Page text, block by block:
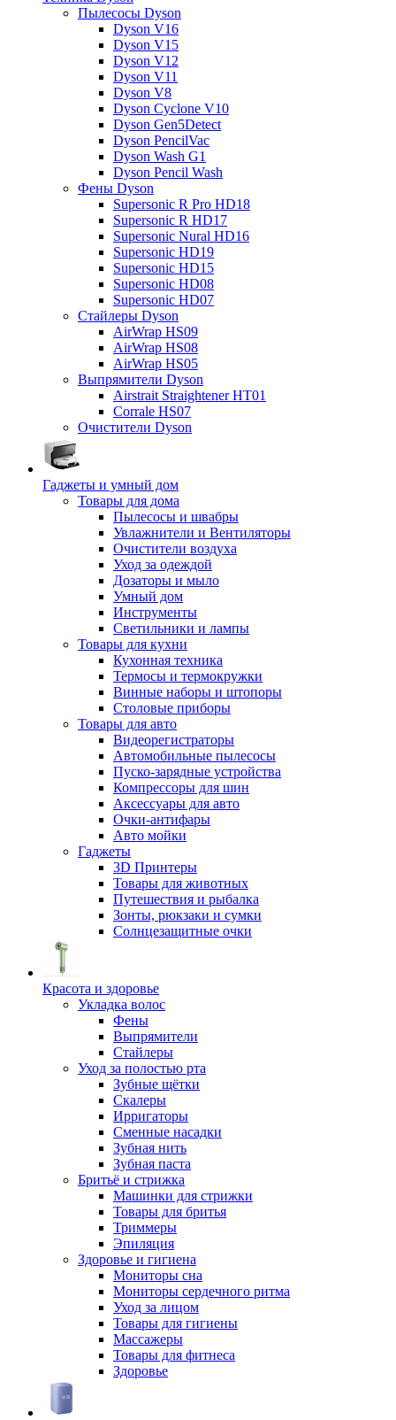
Пылесосы Dyson
Dyson V16
Dyson V15
Dyson V12
Dyson V11
Dyson V8
Dyson Cyclone V10
Dyson Gen5Detect
Dyson PencilVac
Dyson Wash G1
Dyson Pencil Wash
Фены Dyson
Supersonic R Pro HD18
Supersonic R HD17
Supersonic Nural HD16
Supersonic HD19
Supersonic HD15
Supersonic HD08
Supersonic HD07
Стайлеры Dyson
AirWrap HS09
AirWrap HS08
AirWrap HS05
Выпрямители Dyson
Airstrait Straightener HT01
Corrale HS07
Очистители Dyson
Гаджеты и умный дом
Товары для дома
Пылесосы и швабры
Увлажнители и Вентиляторы
Очистители воздуха
Уход за одеждой
Дозаторы и мыло
Умный дом
Инструменты
Светильники и лампы
Товары для кухни
Кухонная техника
Термосы и термокружки
Винные наборы и штопоры
Столовые приборы
Товары для авто
Видеорегистраторы
Автомобильные пылесосы
Пуско-зарядные устройства
Компрессоры для шин
Аксессуары для авто
Очки-антифары
Авто мойки
Гаджеты
3D Принтеры
Товары для животных
Путешествия и рыбалка
Зонты, рюкзаки и сумки
Солнцезащитные очки
Красота и здоровье
Укладка волос
Фены
Выпрямители
Стайлеры
Уход за полостью рта
Зубные щётки
Скалеры
Ирригаторы
Сменные насадки
Зубная нить
Зубная паста
Бритьё и стрижка
Машинки для стрижки
Товары для бритья
Триммеры
Эпиляция
Здоровье и гигиена
Мониторы сна
Мониторы сердечного ритма
Уход за лицом
Товары для гигиены
Массажеры
Товары для фитнеса
Здоровье